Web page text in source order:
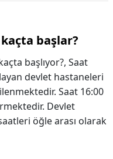
başlar?
başlıyor?, Saat
devlet hastaneleri
Saat 16:00
Devlet
öğle arası olarak